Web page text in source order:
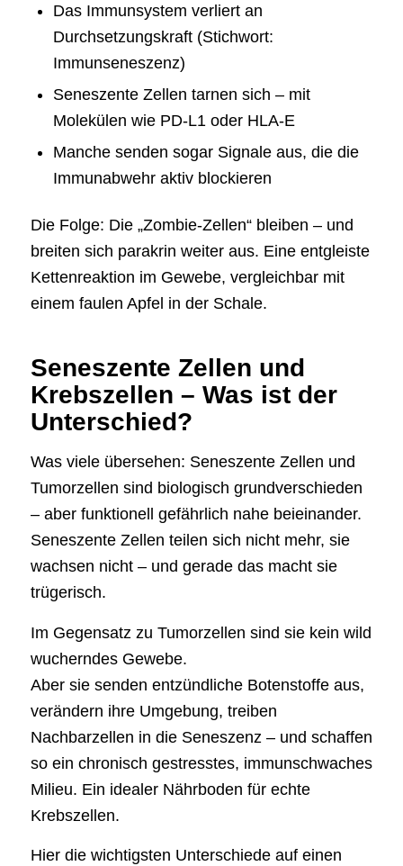
Das Immunsystem verliert an
Durchsetzungskraft (Stichwort:
Immunseneszenz)
Seneszente Zellen tarnen sich – mit
Molekülen wie PD-L1 oder HLA-E
Manche senden sogar Signale aus, die die
Immunabwehr aktiv blockieren
Die Folge: Die „Zombie-Zellen“ bleiben – und
breiten sich parakrin weiter aus. Eine entgleiste
Kettenreaktion im Gewebe, vergleichbar mit
einem faulen Apfel in der Schale.
Seneszente Zellen und
Krebszellen – Was ist der
Unterschied?
Was viele übersehen: Seneszente Zellen und
Tumorzellen sind biologisch grundverschieden
– aber funktionell gefährlich nahe beieinander.
Seneszente Zellen teilen sich nicht mehr, sie
wachsen nicht – und gerade das macht sie
trügerisch.
Im Gegensatz zu Tumorzellen sind sie kein wild
wucherndes Gewebe.
Aber sie senden entzündliche Botenstoffe aus,
verändern ihre Umgebung, treiben
Nachbarzellen in die Seneszenz – und schaffen
so ein chronisch gestresstes, immunschwaches
Milieu. Ein idealer Nährboden für echte
Krebszellen.
Hier die wichtigsten Unterschiede auf einen